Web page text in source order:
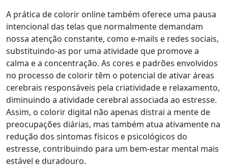
A prática de colorir online também oferece uma pausa
intencional das telas que normalmente demandam
nossa atenção constante, como e-mails e redes sociais,
substituindo-as por uma atividade que promove a
calma e a concentração. As cores e padrões envolvidos
no processo de colorir têm o potencial de ativar áreas
cerebrais responsáveis pela criatividade e relaxamento,
diminuindo a atividade cerebral associada ao estresse.
Assim, o colorir digital não apenas distrai a mente de
preocupações diárias, mas também atua ativamente na
redução dos sintomas físicos e psicológicos do
estresse, contribuindo para um bem-estar mental mais
estável e duradouro.